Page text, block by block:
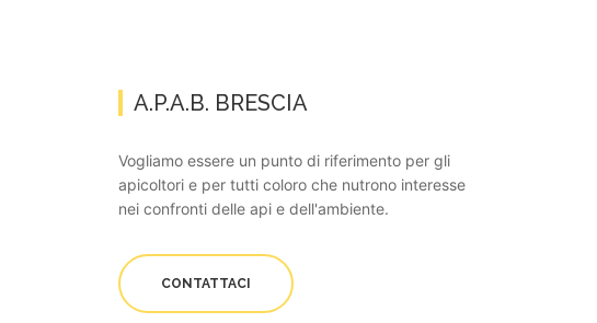
A.P.A.B. BRESCIA
Vogliamo essere un punto di riferimento per gli
apicoltori e per tutti coloro che nutrono interesse
nei confronti delle api e dell'ambiente.
CONTATTACI